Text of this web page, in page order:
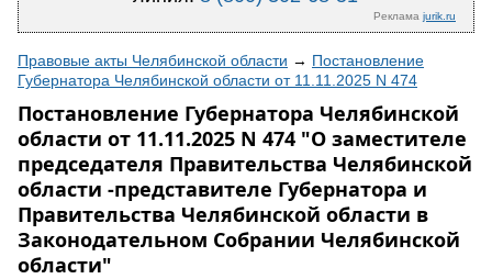
Реклама jurik.ru
Правовые акты Челябинской области → Постановление
Губернатора Челябинской области от 11.11.2025 N 474
Постановление Губернатора Челябинской
области от 11.11.2025 N 474 "О заместителе
председателя Правительства Челябинской
области -представителе Губернатора и
Правительства Челябинской области в
Законодательном Собрании Челябинской
области"